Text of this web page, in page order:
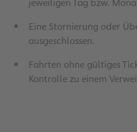
jeweiligen Tag bzw.
Eine Stornierung oder
ausgeschlossen.
Fahrten ohne gültiges
Kontrolle zu einem